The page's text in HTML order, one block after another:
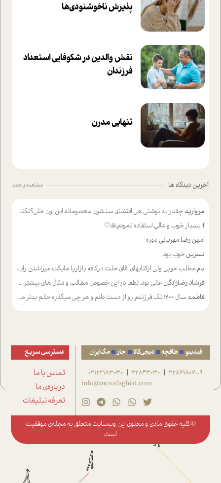
پذیرش ناخوشنودی‌ها
نقش والدین در شکوفا‌یی ا‌ستعداد
فرزندان‌
تنهایی مدرن
آخرین دیدگاه ها مشاهده ی همه
مروارید چقدر بد نوشتی هی اقتضای سنشون معصومانه این اون خلی؟نکنه تا چهل سالگی پوشکت میکردن و شیر میخوردی که به اینا میگی کودک
f بسیار خوب و عالی استفاده نمودم🙏🤍
امین رضا مهربانی دوره
نسرینخوب بود
بام مطلب حوبی ولی ازکتابهای اقای حلت درکافه بازاریا مایکت میزاشتن رایگان خوب بود ولی هرکدام خلاصه شده ش تومجله از طریق سایت هم خوبه اینکه درزیر اخرصفحه گذاشته شده خب ادم خبره میره نصب میکنه میخونه ولی هرکسی گوشیش ظرفیتش نداره باتشکر
فرشاد رضازادگان عالی بود. لطفا در این خصوص مطالب و مثال های بیشتر ی ارایه دهید
فاطمه سال ۱۴۰۰ تک فرزندم رو از دست دادم و هر چی میگذره حالم بدتر میشه و دلتنگتر تنایی رو ترجیح دادم و معاشرت برام سخت شده
فیدیبو طاقچه دیجی‌کالا جار مگ‌ایران
22861807-9
|
22843030
|
02122183030
info@movafaghiat.com
دسترسی سریع
تماس با ما
درباره‌ی ما
تعرفه تبلیغات
© کلیه حقوق مادی و معنوی این وب‌سایت متعلق به مجله‌ی موفقیت
است